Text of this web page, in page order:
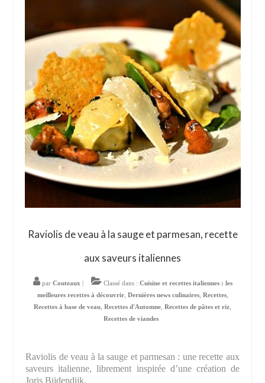
Raviolis de veau à la sauge et parmesan, recette
aux saveurs italiennes
par Couteaux Classé dans : Cuisine et recettes italiennes : les
meilleures recettes à découvrir, Dernières news culinaires, Recettes,
Recettes à base de veau Recettes d'Automne Recettes de pâtes et riz
Recettes de viandes
Raviolis de veau à la sauge et parmesan : une recette aux
saveurs italienne, librement inspirée d’une création de
Joris Bijdendijk.